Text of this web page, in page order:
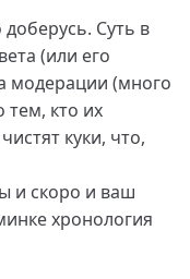
Суть в
(или его
модерации (много
тем, кто их
куки, что,
и скоро и ваш
хронология